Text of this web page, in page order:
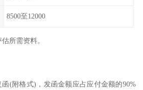
8500至12000
所需资料。
(附格式)，发函金额应占应付金额的90%